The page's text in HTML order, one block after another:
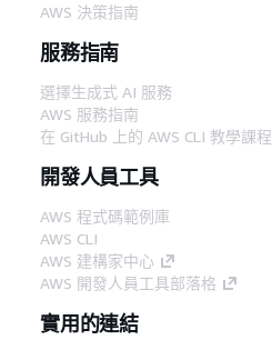
AWS 決策指南
服務指南
選擇生成式 AI 服務
AWS 服務指南
在 GitHub 上的 AWS CLI 教學課程
開發人員工具
AWS 程式碼範例庫
AWS CLI
AWS 建構家中心
AWS 開發人員工具部落格
實用的連結